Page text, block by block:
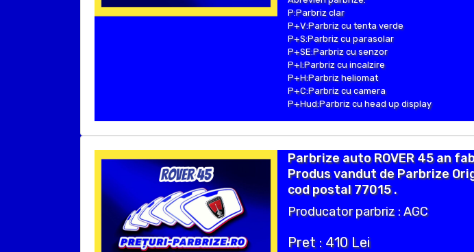
P:Parbriz clar
P+V:Parbriz cu tenta verde
P+S:Parbriz cu parasolar
P+SE:Parbriz cu senzor
P+I:Parbriz cu incalzire
P+H:Parbriz heliomat
P+C:Parbriz cu camera
P+Hud:Parbriz cu head up display
Parbrize auto ROVER 45 an
Produs vandut de Parbrize
cod postal 77015 .
Producator parbriz : AGC
Pret : 410 Lei